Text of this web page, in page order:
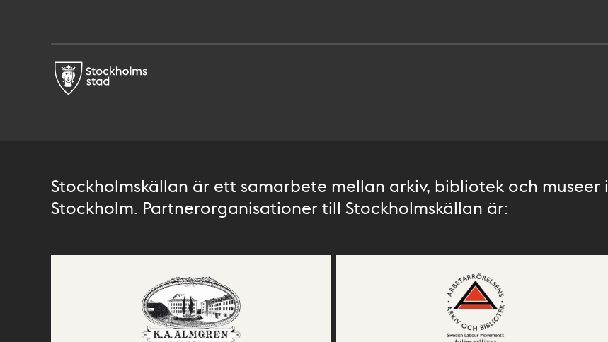
Stockholmskällan är ett samarbete mellan arkiv, bibliotek och museer i
Stockholm. Partnerorganisationer till Stockholmskällan är: